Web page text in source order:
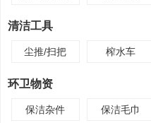
清洁工具
尘推/扫把 榨水车
环卫物资
保洁杂件 保洁毛巾